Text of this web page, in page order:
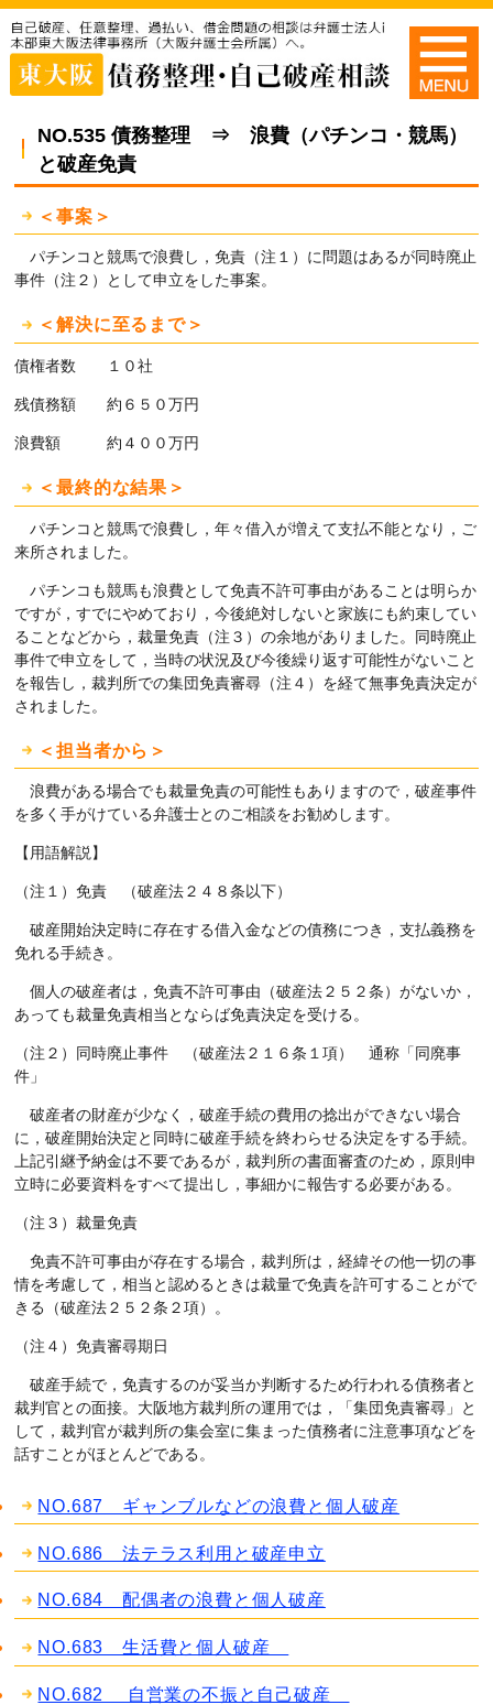
NO.535 債務整理 ⇒ 浪費（パチンコ・競馬）
と破産免責
＜事案＞
パチンコと競馬で浪費し，免責（注１）に問題はあるが同時廃止
事件（注２）として申立をした事案。
＜解決に至るまで＞
債権者数 １０社
残債務額 約６５０万円
浪費額 約４００万円
＜最終的な結果＞
パチンコと競馬で浪費し，年々借入が増えて支払不能となり，ご
来所されました。
パチンコも競馬も浪費として免責不許可事由があることは明らか
ですが，すでにやめており，今後絶対しないと家族にも約束してい
ることなどから，裁量免責（注３）の余地がありました。同時廃止
事件で申立をして，当時の状況及び今後繰り返す可能性がないこと
を報告し，裁判所での集団免責審尋（注４）を経て無事免責決定が
されました。
＜担当者から＞
浪費がある場合でも裁量免責の可能性もありますので，破産事件
を多く手がけている弁護士とのご相談をお勧めします。
【用語解説】
（注１）免責 （破産法２４８条以下）
破産開始決定時に存在する借入金などの債務につき，支払義務を
免れる手続き。
個人の破産者は，免責不許可事由（破産法２５２条）がないか，
あっても裁量免責相当とならば免責決定を受ける。
（注２）同時廃止事件 （破産法２１６条１項） 通称「同廃事
件」
破産者の財産が少なく，破産手続の費用の捻出ができない場合
に，破産開始決定と同時に破産手続を終わらせる決定をする手続。
上記引継予納金は不要であるが，裁判所の書面審査のため，原則申
立時に必要資料をすべて提出し，事細かに報告する必要がある。
（注３）裁量免責
免責不許可事由が存在する場合，裁判所は，経緯その他一切の事
情を考慮して，相当と認めるときは裁量で免責を許可することがで
きる（破産法２５２条２項）。
（注４）免責審尋期日
破産手続で，免責するのが妥当か判断するため行われる債務者と
裁判官との面接。大阪地方裁判所の運用では，「集団免責審尋」と
して，裁判官が裁判所の集会室に集まった債務者に注意事項などを
話すことがほとんどである。
NO.687 ギャンブルなどの浪費と個人破産
NO.686 法テラス利用と破産申立
NO.684 配偶者の浪費と個人破産
NO.683 生活費と個人破産
NO.682 自営業の不振と自己破産